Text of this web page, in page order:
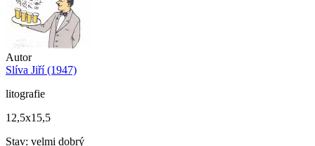
Autor
Slíva Jiří (1947)
litografie
12,5x15,5
Stav: velmi dobrý